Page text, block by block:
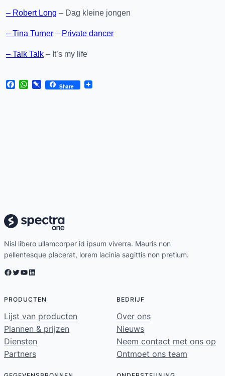
– Robert Long – Dag kleine jongen
– Tina Turner – Private dancer
– Talk Talk – It’s my life
Facebook
WhatsApp
Pinboard
Share
Nisl libero ullamcorper id ipsum viverra. Mauris non
pellentesque placerat, lorem lacinia sagittis non pretium.
Facebook Twitter YouTube LinkedIn
PRODUCTEN
Lijst van producten
Plannen & prijzen
Diensten
Partners
BEDRIJF
Over ons
Nieuws
Neem contact met ons op
Ontmoet ons team